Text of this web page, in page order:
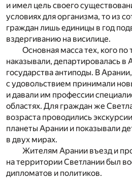
и имел цель своего
условиях для организма, то из
граждан лишь единицы в год
вздергиванию на висилице.
Основная масса тех, кого
наказывали, департировалась в
государства антиподы. В
с удовольствием принимали
и давали им профессии
областях. Для граждан же
возраста проводились
планеты Арании и показывали
в двух мирах.
Жителям Арании въезд и
на территории Светлании был
дипломатов и политиков.